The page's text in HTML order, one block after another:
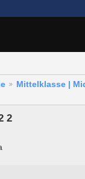
Mittelklasse |
2